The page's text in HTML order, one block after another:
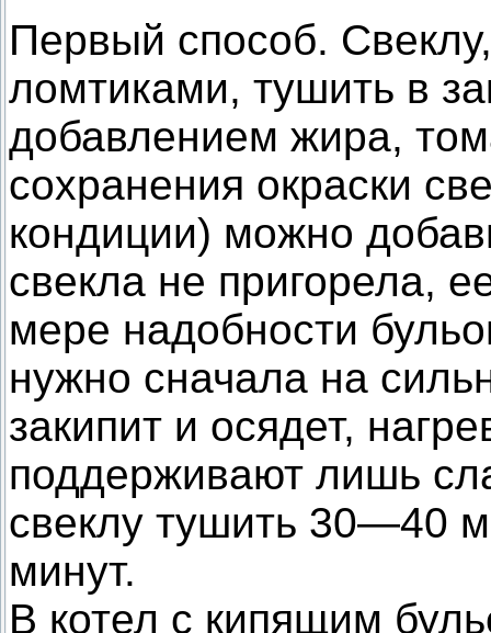
Первый способ.
ломтиками, тушить в
добавлением жира,
сохранения окраски
кондиции) можно
свекла не пригорела,
мере надобности
нужно сначала на
закипит и осядет,
поддерживают лишь
свеклу тушить 30—40
минут.
В котел с кипящим